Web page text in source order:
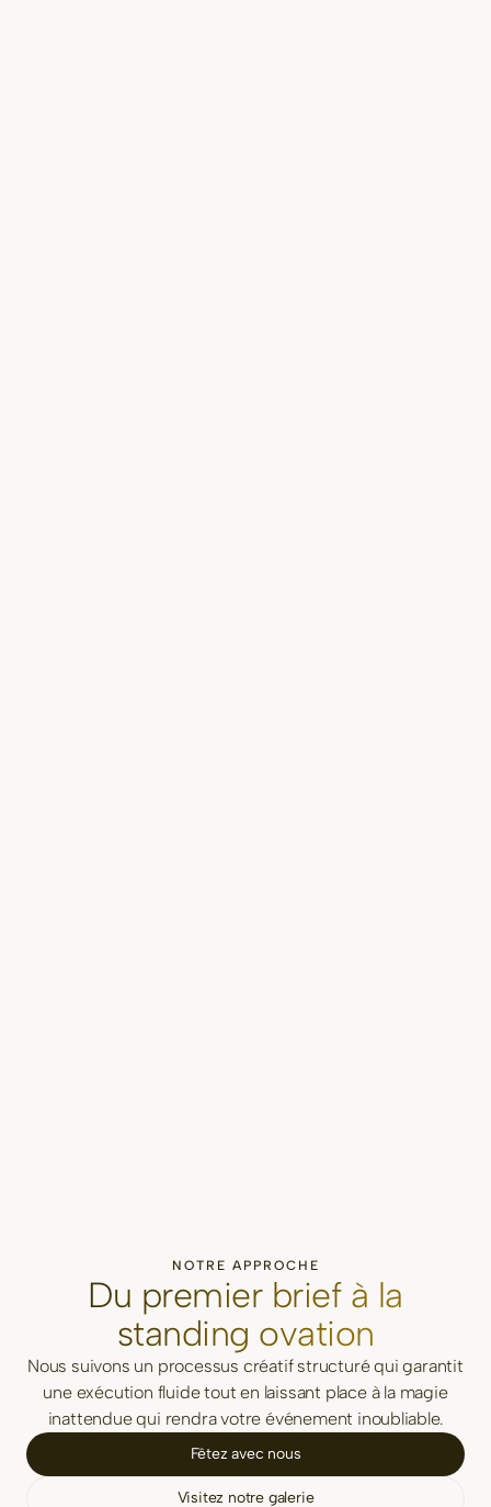
NOTRE APPROCHE
Du premier brief à la
standing ovation
Nous suivons un processus créatif structuré qui garantit
une exécution fluide tout en laissant place à la magie
inattendue qui rendra votre événement inoubliable.
Fêtez avec nous
Visitez notre galerie